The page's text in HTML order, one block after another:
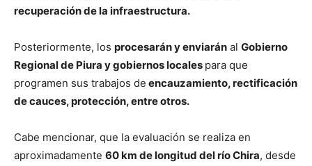
recuperación de la infraestructura.
Posteriormente, los procesarán y enviarán al Gobierno
Regional de Piura y gobiernos locales para que
programen sus trabajos de encauzamiento, rectificación
de cauces, protección, entre otros.
Cabe mencionar, que la evaluación se realiza en
aproximadamente 60 km de longitud del río Chira, desde